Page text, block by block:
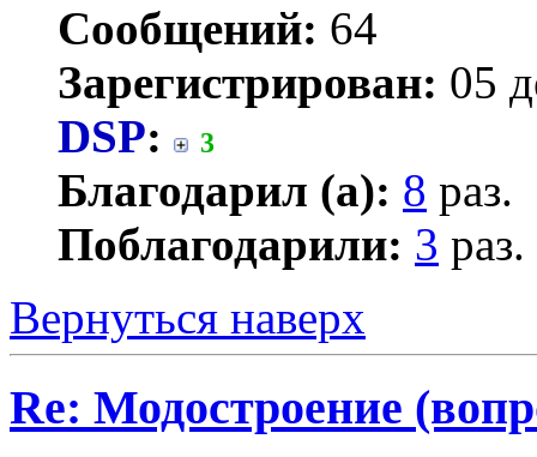
Сообщений: 64
Зарегистрирован: 05
DSP: 3
Благодарил (а): 8 раз.
Поблагодарили: 3 раз.
Вернуться наверх
Re: Модостроение